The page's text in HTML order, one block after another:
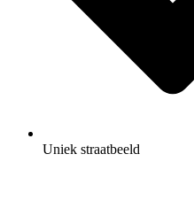
Uniek straatbeeld